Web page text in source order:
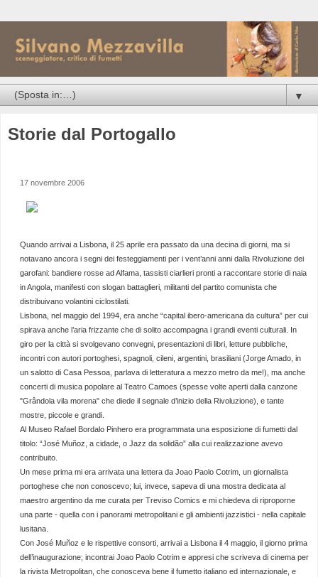
▼
Storie dal Portogallo
17 novembre 2006
Quando arrivai a Lisbona, il 25 aprile era passato da una decina di giorni, ma si
notavano ancora i segni dei festeggiamenti per i vent’anni anni dalla Rivoluzione dei
garofani: bandiere rosse ad Alfama, tassisti ciarlieri pronti a raccontare storie di naia
in Angola, manifesti con slogan battaglieri, militanti del partito comunista che
distribuivano volantini ciclostilati.
Lisbona, nel maggio del 1994, era anche “capital ibero-americana da cultura” per cui
spirava anche l’aria frizzante che di solito accompagna i grandi eventi culturali. In
giro per la città si svolgevano convegni, presentazioni di libri, letture pubbliche,
incontri con autori portoghesi, spagnoli, cileni, argentini, brasiliani (Jorge Amado, in
un salotto di Casa Pessoa, parlava di letteratura a mezzo metro da me!), ma anche
concerti di musica popolare al Teatro Camoes (spesse volte aperti dalla canzone
"Grândola vila morena" che diede il segnale d’inizio della Rivoluzione), e tante
mostre, piccole e grandi.
Al Museo Rafael Bordalo Pinhero era programmata una esposizione di fumetti dal
titolo: “José Muñoz, a cidade, o Jazz da solidão” alla cui realizzazione avevo
contribuito.
Un mese prima mi era arrivata una lettera da Joao Paolo Cotrim, un giornalista
portoghese che non conoscevo; lui, invece, sapeva di una mostra dedicata al
maestro argentino da me curata per Treviso Comics e mi chiedeva di riproporne
una parte - quella con i panorami metropolitani e gli ambienti jazzistici - nella capitale
lusitana.
Con José Muñoz e le rispettive consorti, arrivai a Lisbona il 4 maggio, il giorno prima
dell’inaugurazione; incontrai Joao Paolo Cotrim e appresi che scriveva di cinema per
la rivista Metropolitan, che conosceva bene il fumetto italiano ed internazionale, e